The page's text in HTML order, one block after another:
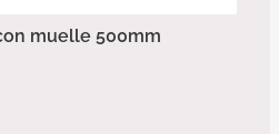
muelle 500mm